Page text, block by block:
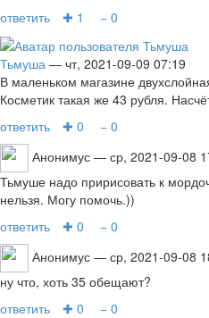
ответить
✚ 1 − 0
Тьмуша — чт, 2021-09-09 07:19
В маленьком магазине
Косметик такая же 43 рубля.
ответить
✚ 0
− 0
Анонимус — ср, 2021-09-08
Тьмуше надо пририсовать к
нельзя. Могу помочь.))
ответить
✚ 0
− 0
Анонимус — ср, 2021-09-08
ну что, хоть 35 обещают?
ответить
✚ 0
− 0